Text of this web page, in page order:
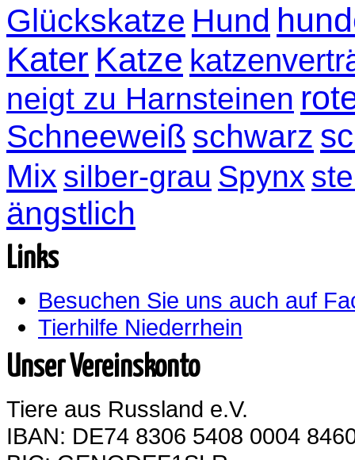
Glückskatze Hund
Kater Katze
neigt zu Harnsteinen
Schneeweiß schwarz
Mix silber-grau Spynx
ängstlich
Links
Besuchen Sie uns auch auf
Tierhilfe Niederrhein
Unser Vereinskonto
Tiere aus Russland e.V.
IBAN: DE74 8306 5408 0004